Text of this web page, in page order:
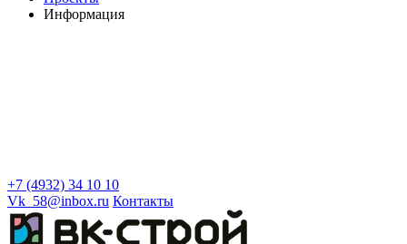
Информация
+7 (4932) 34 10 10
Vk_58@inbox.ru Контакты